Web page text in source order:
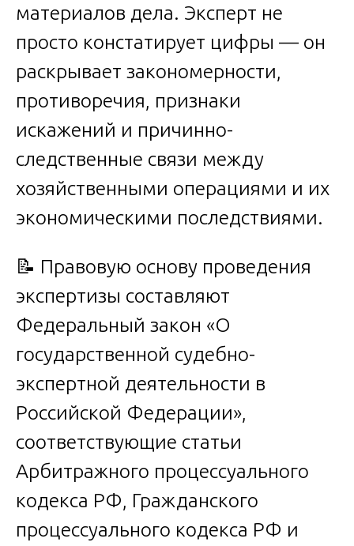
материалов дела. Эксперт не
просто констатирует цифры — он
раскрывает закономерности,
противоречия, признаки
искажений и причинно-
следственные связи между
хозяйственными операциями и их
экономическими последствиями.
📝 Правовую основу проведения
экспертизы составляют
Федеральный закон «О
государственной судебно-
экспертной деятельности в
Российской Федерации»,
соответствующие статьи
Арбитражного процессуального
кодекса РФ, Гражданского
процессуального кодекса РФ и